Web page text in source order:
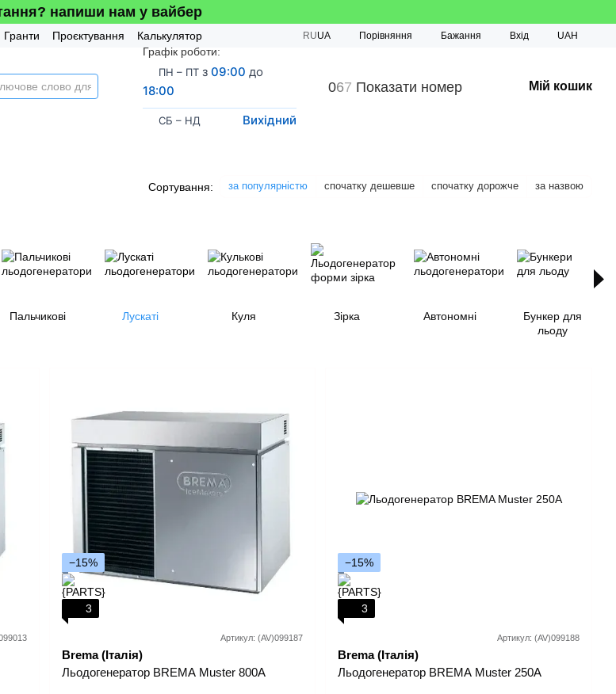
напиши нам у вайбер
Гранти Проєктування
Калькулятор
RUUA Порівняння Бажання Вхід UAH
Графік роботи:
ПН – ПТ з 09:00 до
18:00
СБ – НД Вихідний
067 Показати номер Мій кошик
Сортування: за популярністю спочатку дешевше спочатку дорожче за назвою
Пальчикові Лускаті Куля Зірка Автономні
Бункер для
льоду
−15%
3
Артикул: (AV)099187
Brema (Італія)
Льодогенератор BREMA Muster 800A
−15%
3
Артикул: (AV)099188
Brema (Італія)
Льодогенератор BREMA Muster 250A